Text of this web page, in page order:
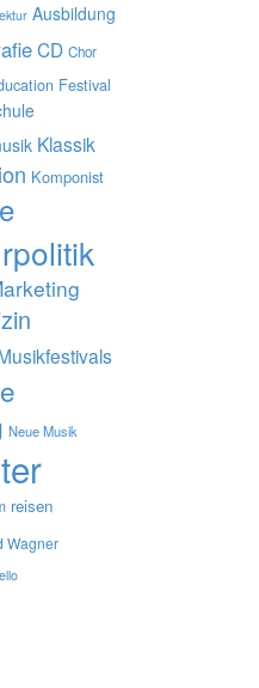
Ausbildung
CD Chor
Festival
Klassik
Komponist
Neue Musik
reisen
Wagner